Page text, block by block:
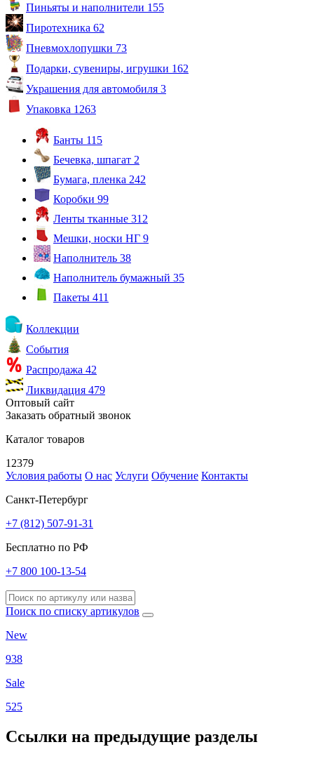
Пиньяты и наполнители 155
Пиротехника 62
Пневмохлопушки 73
Подарки, сувениры, игрушки 162
Украшения для автомобиля 3
Упаковка 1263
Банты 115
Бечевка, шпагат 2
Бумага, пленка 242
Коробки 99
Ленты тканные 312
Мешки, носки НГ 9
Наполнитель 38
Наполнитель бумажный 35
Пакеты 411
Коллекции
События
Распродажа 42
Ликвидация 479
Оптовый сайт
Заказать обратный звонок
Каталог товаров
12379
Условия работы О нас Услуги Обучение Контакты
Санкт-Петербург
+7 (812) 507-91-31
Бесплатно по РФ
+7 800 100-13-54
Поиск по списку артикулов
New
938
Sale
525
Ссылки на предыдущие разделы